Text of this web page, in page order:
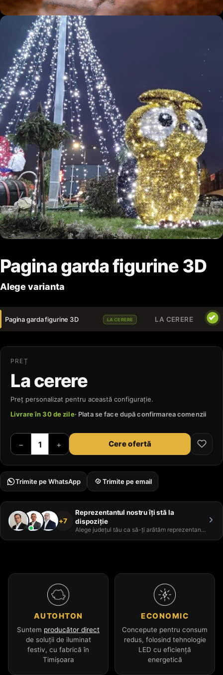
Pagina garda figurine 3D
Alege varianta
Pagina garda figurine 3D LA CERERE LA CERERE
PREȚ
La cerere
Preț personalizat pentru această configurație.
Livrare în 30 de zile· Plata se face după confirmarea comenzii
− + Cere ofertă
Trimite pe WhatsApp Trimite pe email
+7
Reprezentantul nostru îți stă la
dispoziție
Alege județul tău ca să-ți arătăm reprezentantul
AUTOHTON
Suntem producător direct
de soluții de iluminat
festiv, cu fabrică în
Timișoara
ECONOMIC
Concepute pentru consum
redus, folosind tehnologie
LED cu eficiență
energetică